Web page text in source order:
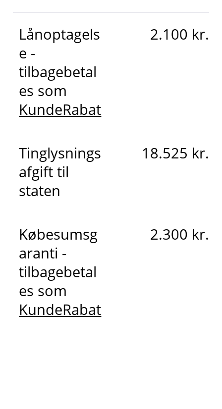
Lånoptagels
e -
tilbagebetal
es som
KundeRabat
2.100 kr.
Tinglysnings
afgift til
staten
18.525 kr.
Købesumsg
aranti -
tilbagebetal
es som
KundeRabat
2.300 kr.